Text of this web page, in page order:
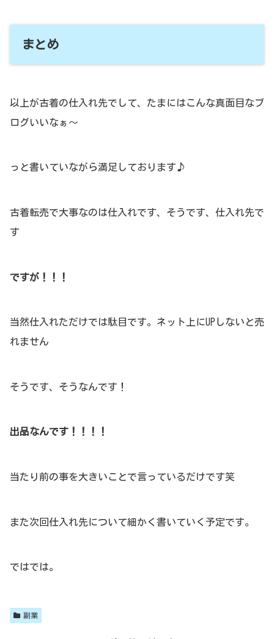
まとめ
以上が古着の仕入れ先でして、たまにはこんな真面目なブ
ログいいなぁ～
っと書いていながら満足しております♪
古着転売で大事なのは仕入れです、そうです、仕入れ先で
す
ですが！！！
当然仕入れただけでは駄目です。ネット上にUPしないと売
れません
そうです、そうなんです！
出品なんです！！！！
当たり前の事を大きいことで言っているだけです笑
また次回仕入れ先について細かく書いていく予定です。
ではでは。
副業